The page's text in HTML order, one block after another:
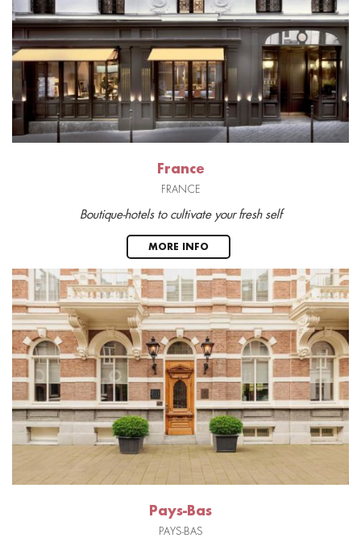
France
FRANCE
Boutique-hotels to cultivate your fresh self
MORE INFO
Pays-Bas
PAYS-BAS